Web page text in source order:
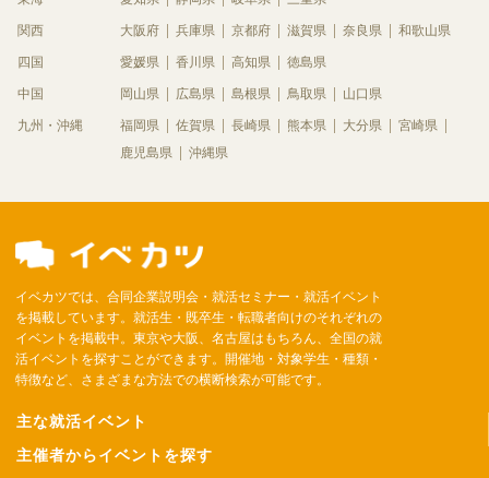
関西 大阪府 兵庫県 京都府 滋賀県 奈良県 和歌山県
四国 愛媛県 香川県 高知県 徳島県
中国 岡山県 広島県 島根県 鳥取県 山口県
九州・沖縄 福岡県 佐賀県 長崎県 熊本県 大分県
宮崎県
鹿児島県
沖縄県
イベカツでは、合同企業説明会・就活セミナー・就活イベント
を掲載しています。就活生・既卒生・転職者向けのそれぞれの
イベントを掲載中。東京や大阪、名古屋はもちろん、全国の就
活イベントを探すことができます。開催地・対象学生・種類・
特徴など、さまざまな方法での横断検索が可能です。
主な就活イベント
主催者からイベントを探す